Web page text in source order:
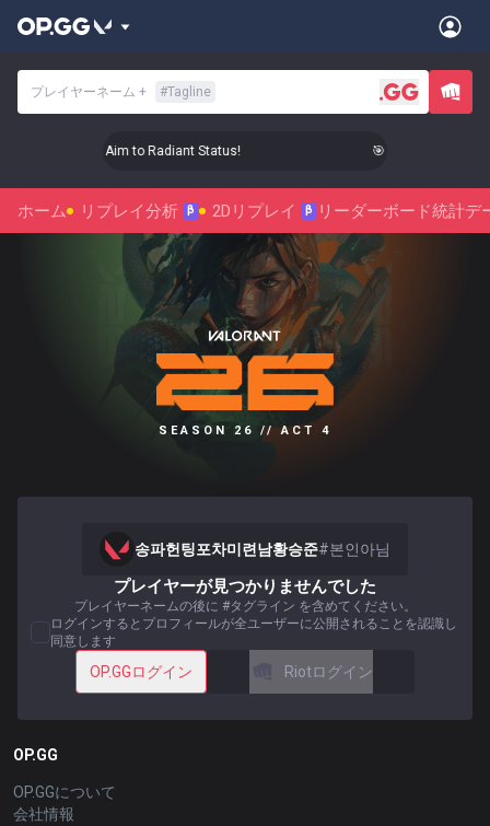
プレイヤーネーム + #Tagline
Level Up Your Aim to Radiant Status! 🎯 Level Up Your
ホーム リプレイ分析 β 2Dリプレイ β リーダーボード統計デ
SEASON 26 // ACT 4
송파헌팅포차미련남황승준#본인아님
プレイヤーが見つかりませんでした
プレイヤーネームの後に #タグライン を含めてください。
ログインするとプロフィールが全ユーザーに公開されることを認識し
同意します
OP.GGログイン Riotログイン
OP.GG
OP.GGについて
会社情報